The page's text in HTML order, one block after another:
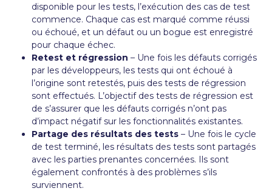
disponible pour les tests, l’exécution des cas de test
commence. Chaque cas est marqué comme réussi
ou échoué, et un défaut ou un bogue est enregistré
pour chaque échec.
Retest et régression – Une fois les défauts corrigés
par les développeurs, les tests qui ont échoué à
l’origine sont retestés, puis des tests de régression
sont effectués. L’objectif des tests de régression est
de s’assurer que les défauts corrigés n’ont pas
d’impact négatif sur les fonctionnalités existantes.
Partage des résultats des tests – Une fois le cycle
de test terminé, les résultats des tests sont partagés
avec les parties prenantes concernées. Ils sont
également confrontés à des problèmes s’ils
surviennent.